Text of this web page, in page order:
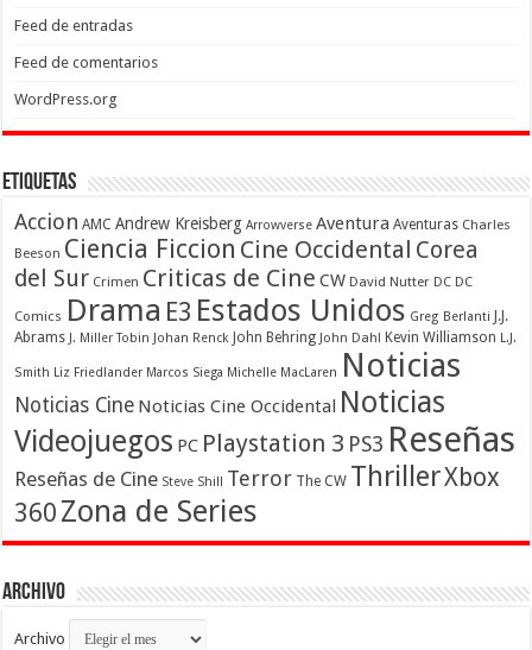
Feed de entradas
Feed de comentarios
WordPress.org
Etiquetas
Accion AMC Andrew Kreisberg Arrowverse Aventura Aventuras Charles
Beeson Ciencia Ficcion Cine Occidental Corea
del Sur Crimen Criticas de Cine CW David Nutter DC DC
Comics Drama E3 Estados Unidos Greg Berlanti
J.J.
Abrams J. Miller Tobin Johan Renck John Behring John Dahl Kevin Williamson L.J.
Smith Liz Friedlander Marcos Siega Michelle MacLaren Noticias
Noticias Cine Noticias Cine Occidental Noticias
Videojuegos PC Playstation 3 PS3 Reseñas
Reseñas de Cine Steve Shill Terror The CW ThrillerXbox
360 Zona de Series
Archivo
Archivo